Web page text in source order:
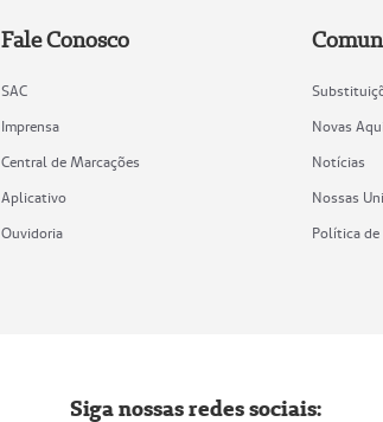
Fale Conosco
SAC
Imprensa
Central de Marcações
Aplicativo
Ouvidoria
Novas
Notícias
Nossas
Política de
Siga nossas redes sociais: